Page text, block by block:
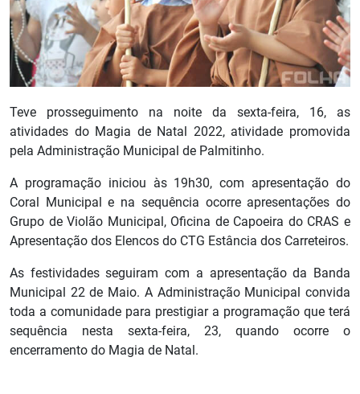
Teve prosseguimento na noite da sexta-feira, 16, as
atividades do Magia de Natal 2022, atividade promovida
pela Administração Municipal de Palmitinho.
A programação iniciou às 19h30, com apresentação do
Coral Municipal e na sequência ocorre apresentações do
Grupo de Violão Municipal, Oficina de Capoeira do CRAS e
Apresentação dos Elencos do CTG Estância dos Carreteiros.
As festividades seguiram com a apresentação da Banda
Municipal 22 de Maio. A Administração Municipal convida
toda a comunidade para prestigiar a programação que terá
sequência nesta sexta-feira, 23, quando ocorre o
encerramento do Magia de Natal.